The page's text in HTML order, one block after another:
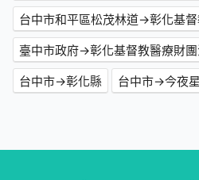
臺中市政府→彰化基督教醫療財
台中市→彰化縣
台中市→今夜